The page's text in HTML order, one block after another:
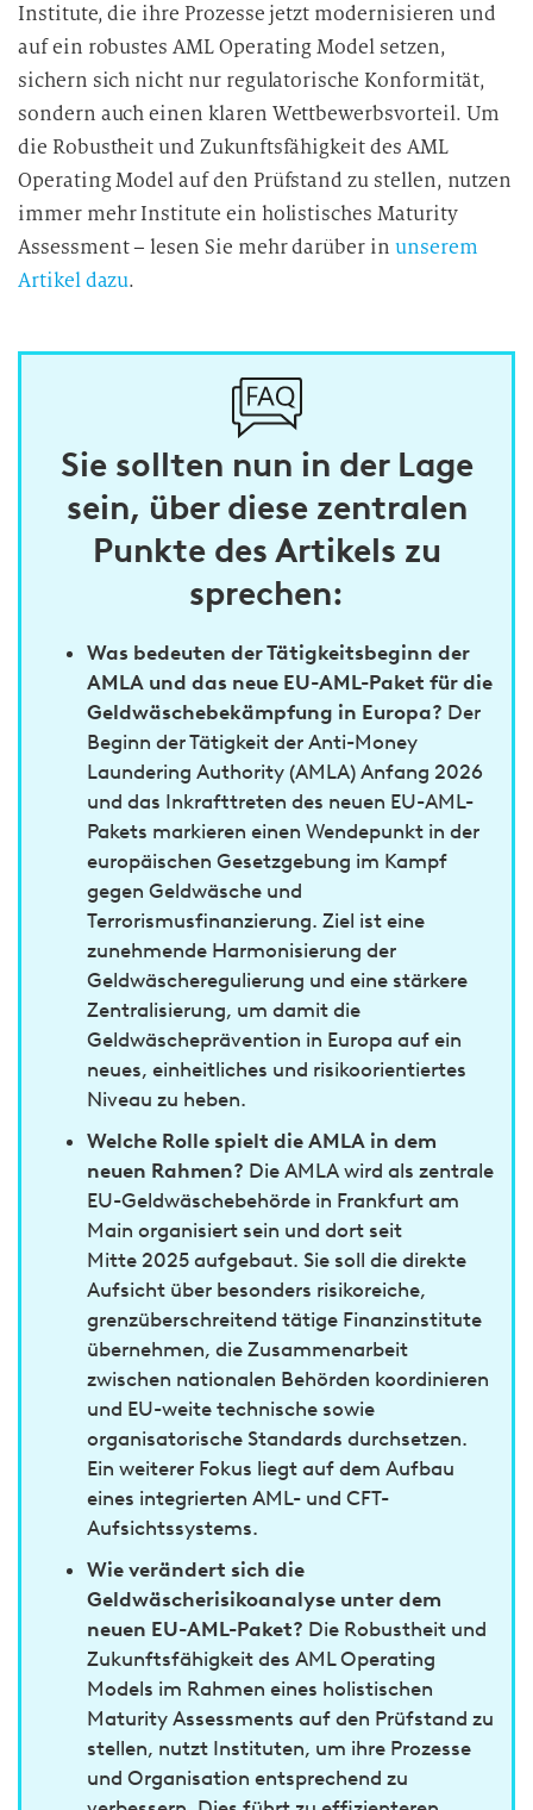
Institute, die ihre Prozesse jetzt modernisieren und
auf ein robustes AML Operating Model setzen,
sichern sich nicht nur regulatorische Konformität,
sondern auch einen klaren Wettbewerbsvorteil. Um
die Robustheit und Zukunftsfähigkeit des AML
Operating Model auf den Prüfstand zu stellen, nutzen
immer mehr Institute ein holistisches Maturity
Assessment – lesen Sie mehr darüber in unserem
Artikel dazu.
Sie sollten nun in der Lage
sein, über diese zentralen
Punkte des Artikels zu
sprechen:
Was bedeuten der Tätigkeitsbeginn der
AMLA und das neue EU-AML-Paket für die
Geldwäschebekämpfung in Europa? Der
Beginn der Tätigkeit der Anti-Money
Laundering Authority (AMLA) Anfang 2026
und das Inkrafttreten des neuen EU-AML-
Pakets markieren einen Wendepunkt in der
europäischen Gesetzgebung im Kampf
gegen Geldwäsche und
Terrorismusfinanzierung. Ziel ist eine
zunehmende Harmonisierung der
Geldwäscheregulierung und eine stärkere
Zentralisierung, um damit die
Geldwäscheprävention in Europa auf ein
neues, einheitliches und risikoorientiertes
Niveau zu heben.
Welche Rolle spielt die AMLA in dem
neuen Rahmen? Die AMLA wird als zentrale
EU-Geldwäschebehörde in Frankfurt am
Main organisiert sein und dort seit
Mitte 2025 aufgebaut. Sie soll die direkte
Aufsicht über besonders risikoreiche,
grenzüberschreitend tätige Finanzinstitute
übernehmen, die Zusammenarbeit
zwischen nationalen Behörden koordinieren
und EU-weite technische sowie
organisatorische Standards durchsetzen.
Ein weiterer Fokus liegt auf dem Aufbau
eines integrierten AML- und CFT-
Aufsichtssystems.
Wie verändert sich die
Geldwäscherisikoanalyse unter dem
neuen EU-AML-Paket? Die Robustheit und
Zukunftsfähigkeit des AML Operating
Models im Rahmen eines holistischen
Maturity Assessments auf den Prüfstand zu
stellen, nutzt Instituten, um ihre Prozesse
und Organisation entsprechend zu